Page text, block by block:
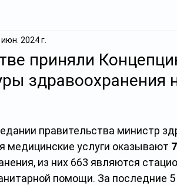
детский суицид
приняли
здравоохранения
2024 г.
правительства министр
медицинские услуги оказывают
из них 663 являются
помощи. За последние